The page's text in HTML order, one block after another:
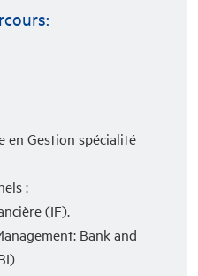
en Gestion spécialité
:
(IF).
Bank and